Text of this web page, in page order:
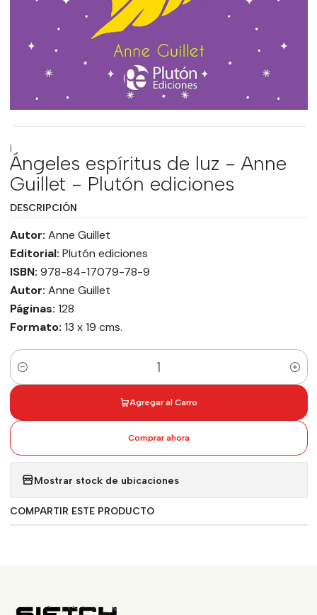
Ángeles espíritus de luz - Anne
Guillet - Plutón ediciones
DESCRIPCIÓN
Autor: Anne Guillet
Editorial: Plutón ediciones
ISBN: 978-84-17079-78-9
Autor: Anne Guillet
Páginas: 128
Formato: 13 x 19 cms.
Cantidad
Agregar al Carro
Comprar ahora
Mostrar stock de ubicaciones
COMPARTIR ESTE PRODUCTO